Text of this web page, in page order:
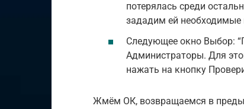
потерялась среди
зададим ей
Следующее окно Выбор:
Администраторы. Для
нажать на кнопку
Жмём ОК, возвращаемся в